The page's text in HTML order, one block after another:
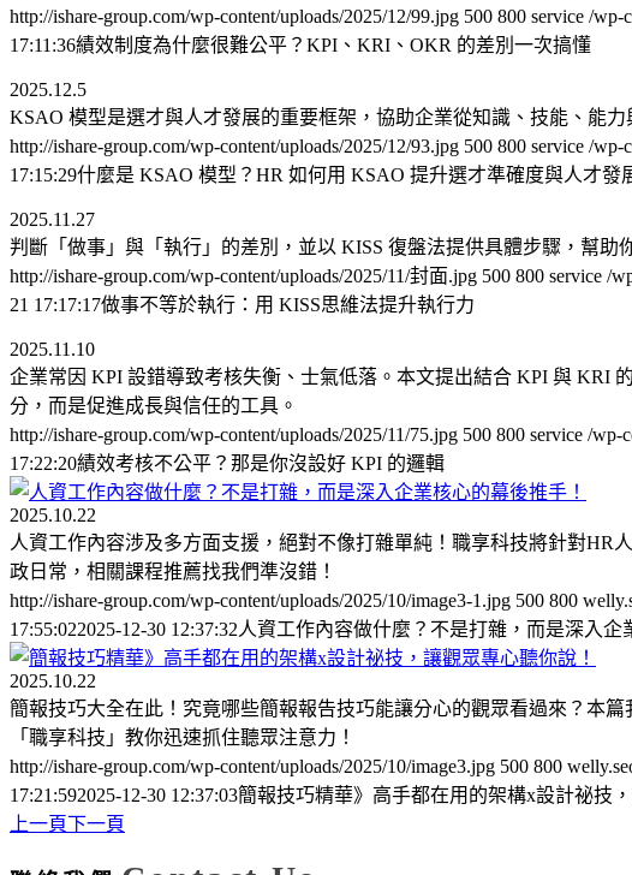
http://ishare-group.com/wp-content/uploads/2025/12/99.jpg 500 800 service /wp-
17:11:36績效制度為什麼很難公平？KPI、KRI、OKR 的差別一次搞懂
2025.12.5
KSAO 模型是選才與人才發展的重要框架，協助企業從知識、技能、能
http://ishare-group.com/wp-content/uploads/2025/12/93.jpg 500 800 service /wp-
17:15:29什麼是 KSAO 模型？HR 如何用 KSAO 提升選才準確度與人才發
2025.11.27
判斷「做事」與「執行」的差別，並以 KISS 復盤法提供具體步驟，幫
http://ishare-group.com/wp-content/uploads/2025/11/封面.jpg 500 800 service /
21 17:17:17做事不等於執行：用 KISS思維法提升執行力
2025.11.10
企業常因 KPI 設錯導致考核失衡、士氣低落。本文提出結合 KPI 與 KRI
分，而是促進成長與信任的工具。
http://ishare-group.com/wp-content/uploads/2025/11/75.jpg 500 800 service /wp-
17:22:20績效考核不公平？那是你沒設好 KPI 的邏輯
2025.10.22
人資工作內容涉及多方面支援，絕對不像打雜單純！職享科技將針對
政日常，相關課程推薦找我們準沒錯！
http://ishare-group.com/wp-content/uploads/2025/10/image3-1.jpg 500 800
17:55:022025-12-30 12:37:32人資工作內容做什麼？不是打雜，而是深入企
2025.10.22
簡報技巧大全在此！究竟哪些簡報報告技巧能讓分心的觀眾看過來？本
「職享科技」教你迅速抓住聽眾注意力！
http://ishare-group.com/wp-content/uploads/2025/10/image3.jpg 500 800
17:21:592025-12-30 12:37:03簡報技巧精華》高手都在用的架構x設計祕技
上一頁下一頁